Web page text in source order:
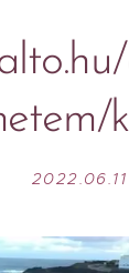
2022.06.11